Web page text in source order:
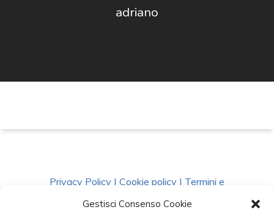
Gestisci Consenso Cookie
adriano
Privacy Policy | Cookie policy | Termini e
Condizioni|Richiedi Dati